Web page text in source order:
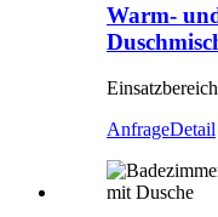
Warm-
AnfrageDetail